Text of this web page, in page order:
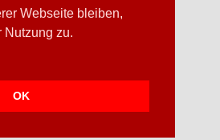
Webseite bleiben,
Nutzung zu.
OK